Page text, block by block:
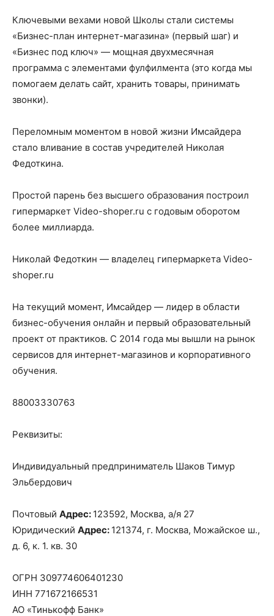
Ключевыми вехами новой Школы стали системы
«Бизнес-план интернет-магазина» (первый шаг) и
«Бизнес под ключ» — мощная двухмесячная
программа с элементами фулфилмента (это когда мы
помогаем делать сайт, хранить товары, принимать
звонки).
Переломным моментом в новой жизни Имсайдера
стало вливание в состав учредителей Николая
Федоткина.
Простой парень без высшего образования построил
гипермаркет Video-shoper.ru c годовым оборотом
более миллиарда.
Николай Федоткин — владелец гипермаркета Video-
shoper.ru
На текущий момент, Имсайдер — лидер в области
бизнес-обучения онлайн и первый образовательный
проект от практиков. С 2014 года мы вышли на рынок
сервисов для интернет-магазинов и корпоративного
обучения.
88003330763
Реквизиты:
Индивидуальный предприниматель Шаков Тимур
Эльбердович
Почтовый Адрес: 123592, Москва, а/я 27
Юридический Адрес: 121374, г. Москва, Можайское ш.,
д. 6, к. 1. кв. 30
ОГРН 309774606401230
ИНН 771672166531
АО «Тинькофф Банк»